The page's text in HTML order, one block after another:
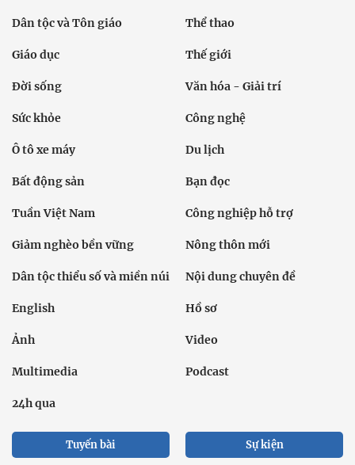
Dân tộc và Tôn giáo Thể thao
Giáo dục Thế giới
Đời sống Văn hóa - Giải trí
Sức khỏe Công nghệ
Ô tô xe máy Du lịch
Bất động sản Bạn đọc
Tuần Việt Nam Công nghiệp hỗ trợ
Giảm nghèo bền vững Nông thôn mới
Dân tộc thiểu số và miền núi Nội dung chuyên đề
English Hồ sơ
Ảnh Video
Multimedia Podcast
24h qua
Tuyến bài Sự kiện